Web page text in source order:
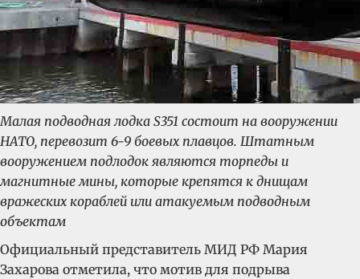
Малая подводная лодка S351 состоит на вооружении
НАТО, перевозит 6-9 боевых плавцов. Штатным
вооружением подлодок являются торпеды и
магнитные мины, которые крепятся к днищам
вражеских кораблей или атакуемым подводным
объектам
Официальный представитель МИД РФ Мария
Захарова отметила, что мотив для подрыва